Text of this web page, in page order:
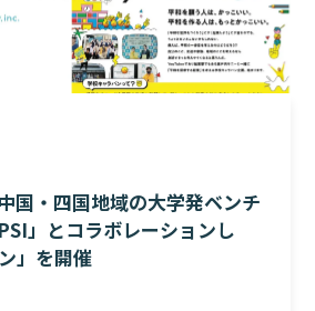
国・四国地域の大学発ベンチ
」とコラボレーションし
」を開催